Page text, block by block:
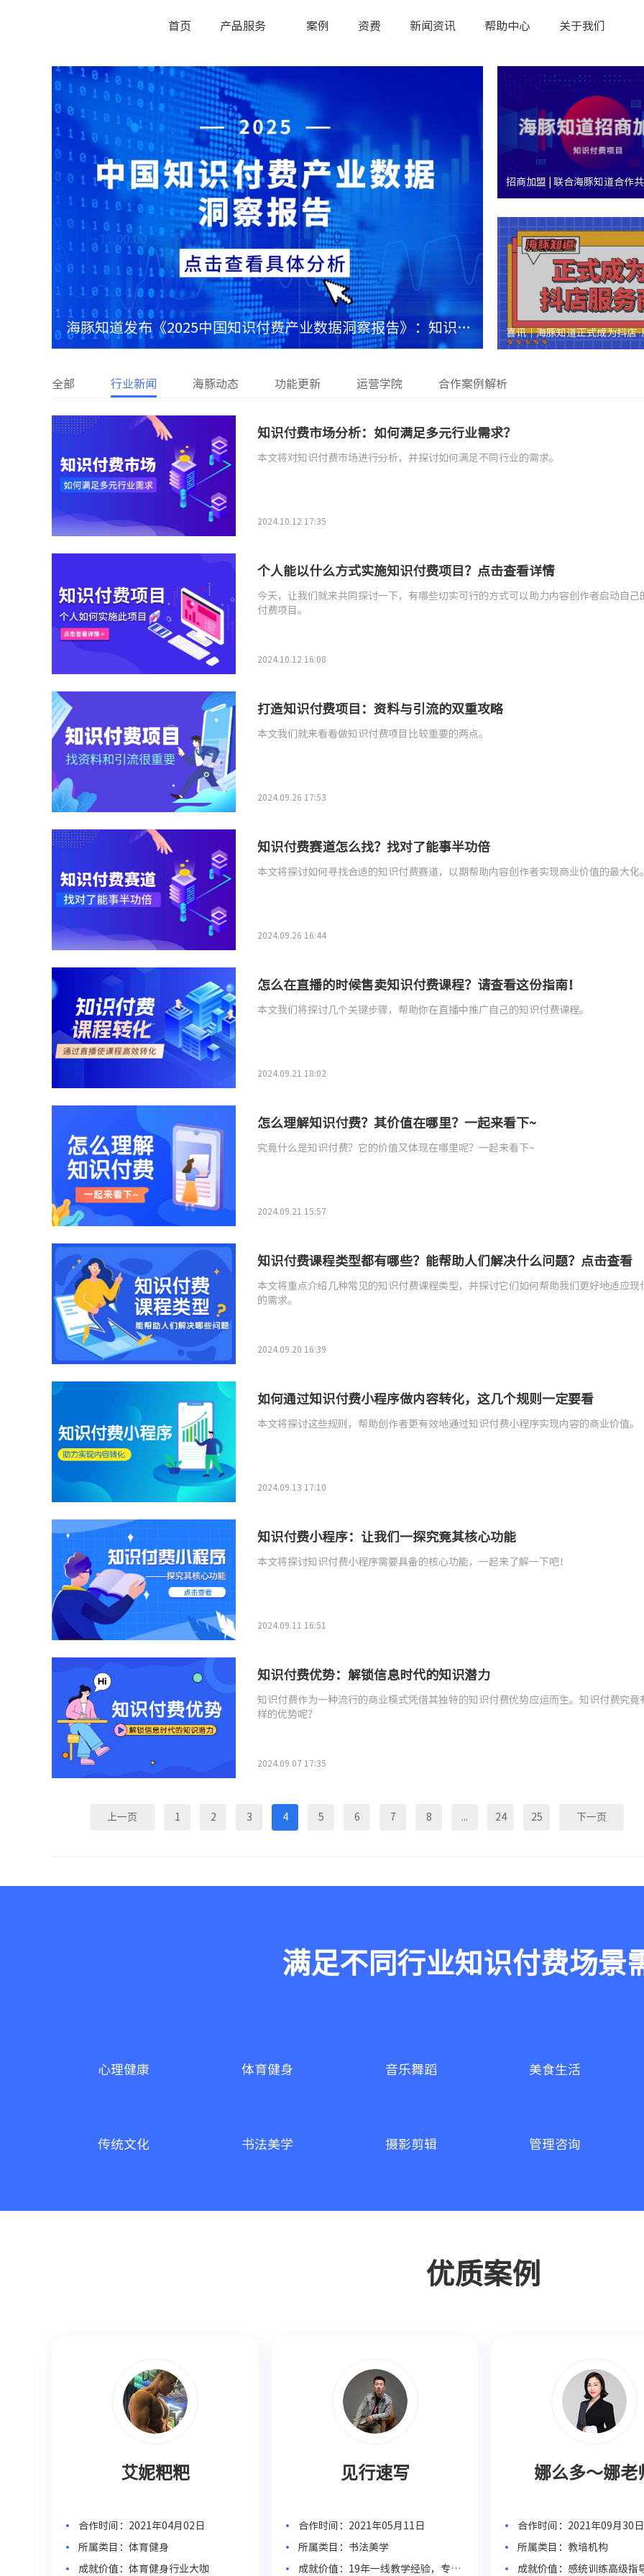
首页 产品服务 案例 资费 新闻资讯 帮助中心 关于我们
海豚知道发布《2025中国知识付费产业数据洞察报告》：知识付
费产业迈入高质量发展新阶段
招商加盟 | 联合海豚知道合作
识付费红利！
喜讯｜海豚知道正式成为抖店
带运营服务/全店服务！
全部 行业新闻 海豚动态 功能更新 运营学院 合作案例解析
知识付费市场分析：如何满足多元行业需求？
本文将对知识付费市场进行分析，并探讨如何满足不同行业的需求。
2024.10.12 17:35
个人能以什么方式实施知识付费项目？点击查看详情
今天，让我们就来共同探讨一下，有哪些切实可行的方式可以助力内容创作者启动自己
付费项目。
2024.10.12 16:08
打造知识付费项目：资料与引流的双重攻略
本文我们就来看看做知识付费项目比较重要的两点。
2024.09.26 17:53
知识付费赛道怎么找？找对了能事半功倍
本文将探讨如何寻找合适的知识付费赛道，以期帮助内容创作者实现商业价值的最大化
2024.09.26 16:44
怎么在直播的时候售卖知识付费课程？请查看这份指南！
本文我们将探讨几个关键步骤，帮助你在直播中推广自己的知识付费课程。
2024.09.21 18:02
怎么理解知识付费？其价值在哪里？一起来看下~
究竟什么是知识付费？它的价值又体现在哪里呢？一起来看下~
2024.09.21 15:57
知识付费课程类型都有哪些？能帮助人们解决什么问题？点击查看
本文将重点介绍几种常见的知识付费课程类型，并探讨它们如何帮助我们更好地适应现
的需求。
2024.09.20 16:39
如何通过知识付费小程序做内容转化，这几个规则一定要看
本文将探讨这些规则，帮助创作者更有效地通过知识付费小程序实现内容的商业价值。
2024.09.13 17:10
知识付费小程序：让我们一探究竟其核心功能
本文将探讨知识付费小程序需要具备的核心功能，一起来了解一下吧！
2024.09.11 16:51
知识付费优势：解锁信息时代的知识潜力
知识付费作为一种流行的商业模式凭借其独特的知识付费优势应运而生。知识付费究竟
样的优势呢？
2024.09.07 17:35
上一页 1 2 3 4 5 6 7 8 ... 24 25 下一页
满足不同行业知识付费场景
心理健康 体育健身 音乐舞蹈 美食生活
传统文化 书法美学 摄影剪辑 管理咨询
优质案例
艾妮粑粑
合作时间：2021年04月02日
所属类目：体育健身
成就价值：体育健身行业大咖
见行速写
合作时间：2021年05月11日
所属类目：书法美学
成就价值：19年一线教学经验，专注
娜么多～娜老
合作时间：2021年09月30日
所属类目：教培机构
成就价值：感统训练高级指